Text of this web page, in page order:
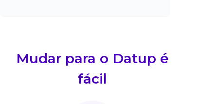
Mudar para o Datup é
fácil